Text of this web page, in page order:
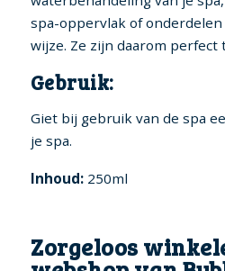
spa-oppervlak of
wijze. Ze zijn daarom perfect
Gebruik:
Giet bij gebruik van de spa
je spa.
Inhoud: 250ml
Zorgeloos